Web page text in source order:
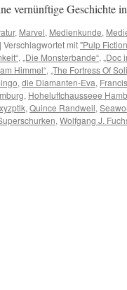
vernünftige Geschichte
, Marvel, Medienkunde,
| Verschlagwortet mit"Pulp
, „Die Monsterbande“, „Doc
Himmel“, „The Fortress Of
, die Diamanten-Eva,
, Hoheluftchausseee
, Quince Randweil,
, Wolfgang J.